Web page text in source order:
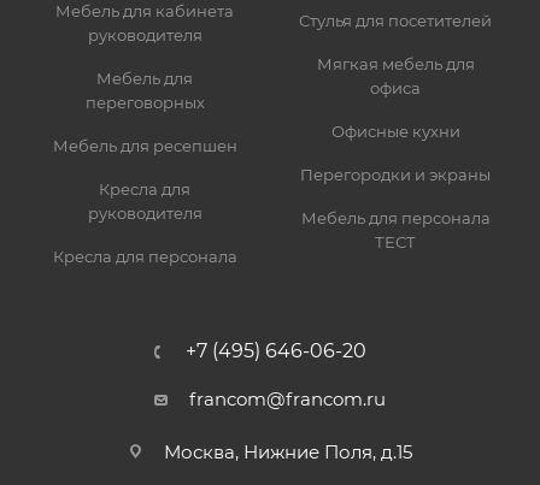
Мебель для кабинета
руководителя
Мебель для
переговорных
Мебель для ресепшен
Кресла для
руководителя
Кресла для персонала
Стулья для посетителей
Мягкая мебель для
офиса
Офисные кухни
Перегородки и экраны
Мебель для персонала
ТЕСТ
+7 (495) 646-06-20
francom@francom.ru
Москва, Нижние Поля, д.15